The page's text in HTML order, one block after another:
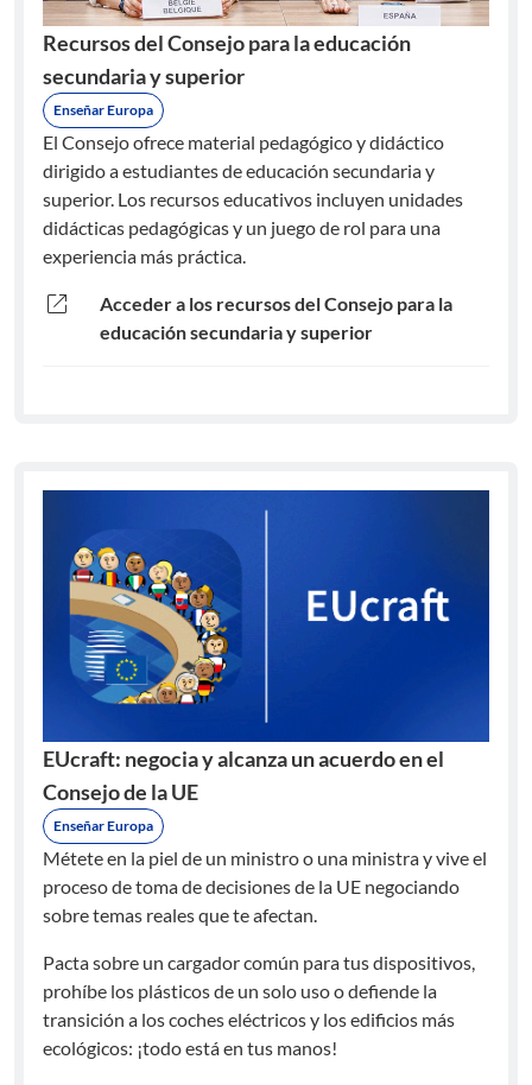
Recursos del Consejo para la educación
secundaria y superior
Enseñar Europa
El Consejo ofrece material pedagógico y didáctico
dirigido a estudiantes de educación secundaria y
superior. Los recursos educativos incluyen unidades
didácticas pedagógicas y un juego de rol para una
experiencia más práctica.
open_in_new
Acceder a los recursos del Consejo para la
educación secundaria y superior
EUcraft: negocia y alcanza un acuerdo en el
Consejo de la UE
Enseñar Europa
Métete en la piel de un ministro o una ministra y vive el
proceso de toma de decisiones de la UE negociando
sobre temas reales que te afectan.
Pacta sobre un cargador común para tus dispositivos,
prohíbe los plásticos de un solo uso o defiende la
transición a los coches eléctricos y los edificios más
ecológicos: ¡todo está en tus manos!